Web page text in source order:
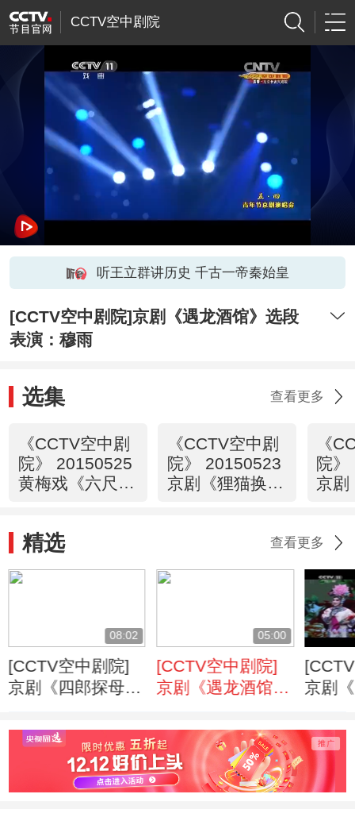
CCTV空中剧院
听王立群讲历史 千古一帝秦始皇
[CCTV空中剧院]京剧《遇龙酒馆》选段
表演：穆雨
选集 查看更多
《CCTV空中剧
院》 20150525
黄梅戏《六尺
《CCTV空中剧
院》 20150523
京剧《狸猫换太
《
院》
京剧
精选 查看更多
08:02
[CCTV空中剧院]
京剧《四郎探母·
天 金施瑞
05:00
[CCTV空中剧院]
京剧《遇龙酒馆》
京剧
凯 白